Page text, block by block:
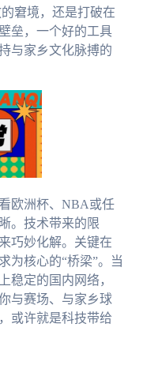
窘境，还是打破在
垒，一个好的工具
与家乡文化脉搏的
欧洲杯、NBA或任
。技术带来的限
巧妙化解。关键在
为核心的“桥梁”。当
稳定的国内网络，
与赛场、与家乡球
或许就是科技带给